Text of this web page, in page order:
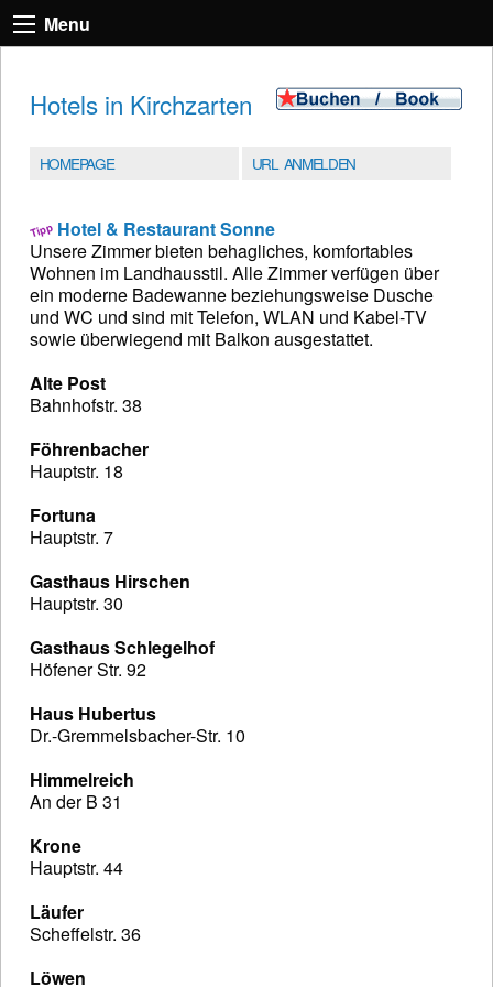
Menu
Hotels in Kirchzarten
HOMEPAGE URL ANMELDEN
Hotel & Restaurant Sonne
Unsere Zimmer bieten behagliches, komfortables
Wohnen im Landhausstil. Alle Zimmer verfügen über
ein moderne Badewanne beziehungsweise Dusche
und WC und sind mit Telefon, WLAN und Kabel-TV
sowie überwiegend mit Balkon ausgestattet.
Alte Post
Bahnhofstr. 38
Föhrenbacher
Hauptstr. 18
Fortuna
Hauptstr. 7
Gasthaus Hirschen
Hauptstr. 30
Gasthaus Schlegelhof
Höfener Str. 92
Haus Hubertus
Dr.-Gremmelsbacher-Str. 10
Himmelreich
An der B 31
Krone
Hauptstr. 44
Läufer
Scheffelstr. 36
Löwen